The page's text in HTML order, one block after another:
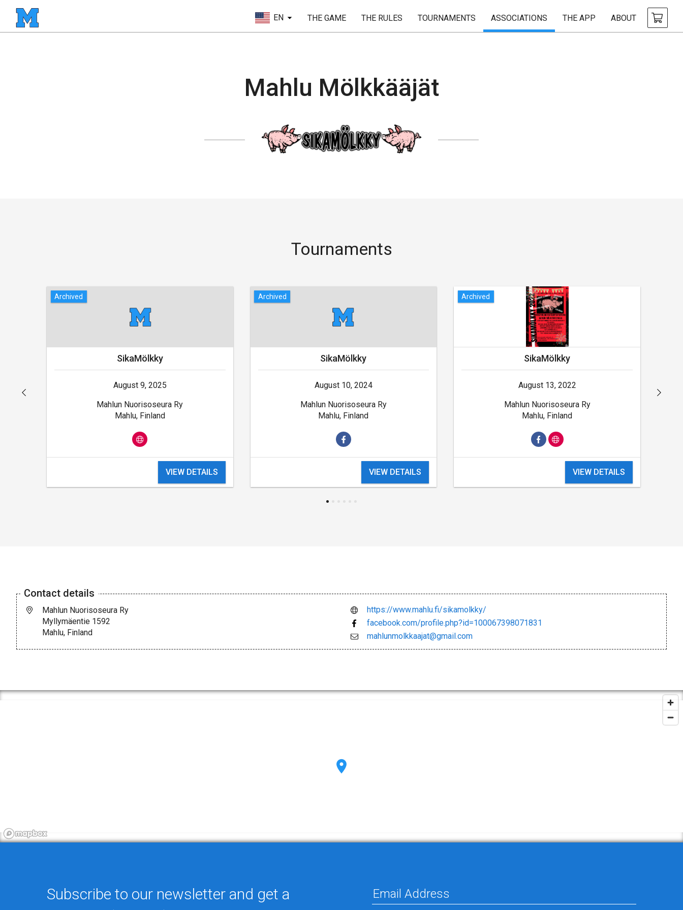
EN THE GAME THE RULES TOURNAMENTS ASSOCIATIONS THE APP ABOUT
Mahlu Mölkkääjät
Tournaments
Archived
SikaMölkky
August 9, 2025
Mahlun Nuorisoseura Ry
Mahlu, Finland
VIEW DETAILS
Archived
SikaMölkky
August 10, 2024
Mahlun Nuorisoseura Ry
Mahlu, Finland
VIEW DETAILS
Archived
SikaMölkky
August 13, 2022
Mahlun Nuorisoseura Ry
Mahlu, Finland
VIEW DETAILS
Contact details
https://www.mahlu.fi/sikamolkky/
facebook.com/profile.php?id=100067398071831
mahlunmolkkaajat@gmail.com
Mahlun Nuorisoseura Ry
Myllymäentie 1592
Mahlu, Finland
Subscribe to our newsletter and get a